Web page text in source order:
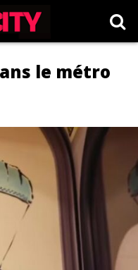
le métro